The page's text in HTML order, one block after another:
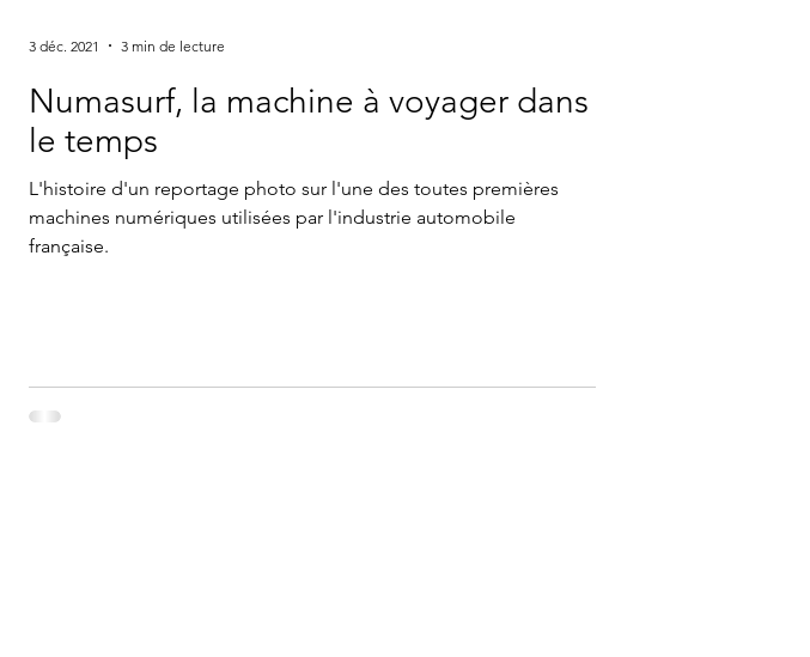
Numasurf, la machine à voyager dans
le temps
L'histoire d'un reportage photo sur l'une des toutes premières
machines numériques utilisées par l'industrie automobile
française.
3 déc. 2021 3 min de lecture